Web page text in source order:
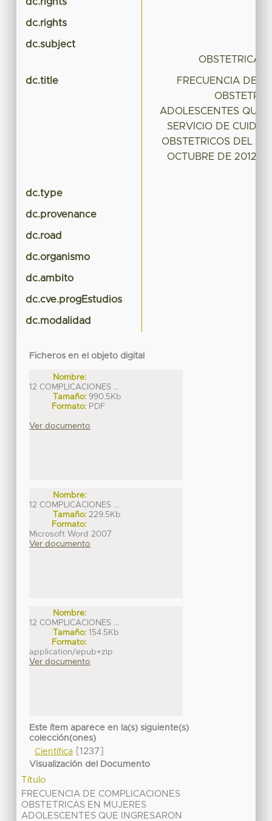
dc.rights
dc.subject
dc.title
FRECUENCIA DE
ADOLESCENTES QUE
SERVICIO DE
OBSTETRICOS DEL
OCTUBRE DE 2012 A
dc.type
dc.provenance
dc.road
dc.organismo
dc.ambito
dc.cve.progEstudios
dc.modalidad
Ficheros en el objeto digital
Nombre:
12 COMPLICACIONES ...
Tamaño: 990.5Kb
Formato: PDF
Ver documento
Nombre:
12 COMPLICACIONES ...
Tamaño: 229.5Kb
Formato:
Microsoft Word 2007
Ver documento
Nombre:
12 COMPLICACIONES ...
Tamaño: 154.5Kb
Formato:
application/epub+zip
Ver documento
Este ítem aparece en la(s) siguiente(s)
colección(ones)
Científica[1237]
Visualización del Documento
Título
FRECUENCIA DE COMPLICACIONES
OBSTETRICAS EN MUJERES
ADOLESCENTES QUE INGRESARON